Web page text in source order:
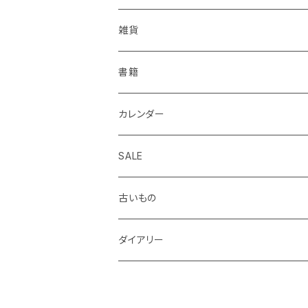
KOHINOOR
Helix
BIC
centropen
AUTOPOINT
PARKER
はらぺこめがね
ALASKA BUNGU
ノラヤ
杉本ふみ
みやしたゆみ
池田久美子
色鉛筆、クレヨン
封筒、ポチ袋
ハサミ、カッター、カッティングマット
修正液、修正テープ
パンチ、ステープラー
定規、テンプレート
クリップ、割ピン、画鋲、輪ゴム、状差し
消しゴム
ファイル、カルトン
スクラップブック、アルバム
伝票、領収書、納品書
メモカード、ラベルブック
マスキングテープ
付箋、シール
包装紙、紙袋
チケット、マッチラベル、切手
雑貨
ペンケース、お財布、ポーチ、カードケース
ブックカバー、栞、ブックスタンド
バッグ
バッジ、ブローチ、キーホルダー
ハンカチ、手ぬぐい
書籍
カレンダー
SALE
古いもの
ダイアリー